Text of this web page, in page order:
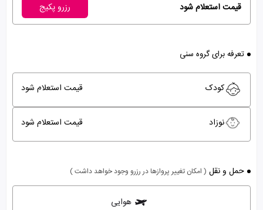
قیمت استعلام شود رزرو پکیج
تعرفه برای گروه سنی
کودک قیمت استعلام شود
نوزاد قیمت استعلام شود
حمل و نقل ( امکان تغییر پروازها در رزرو وجود خواهد داشت )
هوایی